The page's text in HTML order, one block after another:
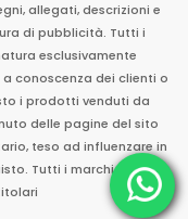
allegati, descrizioni e
di pubblicità. Tutti i
esclusivamente
conoscenza dei clienti o
i prodotti venduti da
delle pagine del sito
teso ad influenzare in
Tutti i marchi sono di